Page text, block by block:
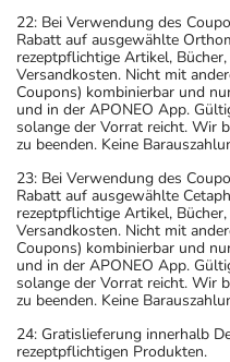
22: Bei Verwendung des
Rabatt auf ausgewählte
rezeptpflichtige Artikel,
Versandkosten. Nicht mit
Coupons) kombinierbar und
und in der APONEO App.
solange der Vorrat reicht. Wir
zu beenden. Keine
23: Bei Verwendung des
Rabatt auf ausgewählte
rezeptpflichtige Artikel,
Versandkosten. Nicht mit
Coupons) kombinierbar und
und in der APONEO App.
solange der Vorrat reicht. Wir
zu beenden. Keine
24: Gratislieferung innerhalb
rezeptpflichtigen Produkten.